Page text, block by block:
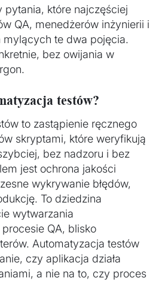
pytania, które najczęściej
QA, menedżerów inżynierii i
te dwa pojęcia.
bez owijania w
testów?
to zastąpienie ręcznego
skryptami, które weryfikują
bez nadzoru i bez
jest ochrona jakości
wykrywanie błędów,
To dziedzina
wytwarzania
QA, blisko
Automatyzacja testów
czy aplikacja działa
a nie na to, czy proces